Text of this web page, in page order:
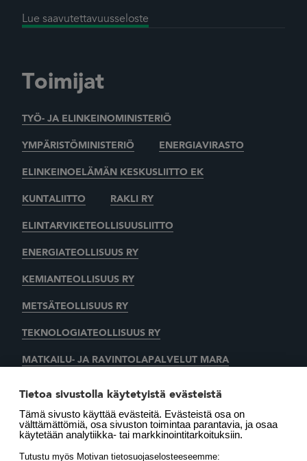
Lue saavutettavuusseloste
Toimijat
TYÖ- JA ELINKEINOMINISTERIÖ
YMPÄRISTÖMINISTERIÖ ENERGIAVIRASTO
ELINKEINOELÄMÄN KESKUSLIITTO EK
KUNTALIITTO RAKLI RY
ELINTARVIKETEOLLISUUSLIITTO
ENERGIATEOLLISUUS RY
KEMIANTEOLLISUUS RY
METSÄTEOLLISUUS RY
TEKNOLOGIATEOLLISUUS RY
MATKAILU- JA RAVINTOLAPALVELUT MARA
SUOMEN LÄMMITYSTIETO OY
LÄMMITYSENERGIA YHDISTYS RY MOTIVA OY
Tietoa sivustolla käytetyistä evästeistä
Tämä sivusto käyttää evästeitä. Evästeistä osa on
välttämättömiä, osa sivuston toimintaa parantavia, ja osaa
käytetään analytiikka- tai markkinointitarkoituksiin.
Tutustu myös Motivan tietosuojaselosteeseemme: